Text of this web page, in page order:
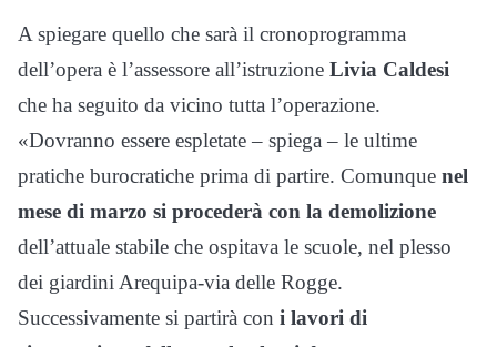
A spiegare quello che sarà il cronoprogramma
dell’opera è l’assessore all’istruzione Livia Caldesi
che ha seguito da vicino tutta l’operazione.
«Dovranno essere espletate – spiega – le ultime
pratiche burocratiche prima di partire. Comunque nel
mese di marzo si procederà con la demolizione
dell’attuale stabile che ospitava le scuole, nel plesso
dei giardini Arequipa-via delle Rogge.
Successivamente si partirà con i lavori di